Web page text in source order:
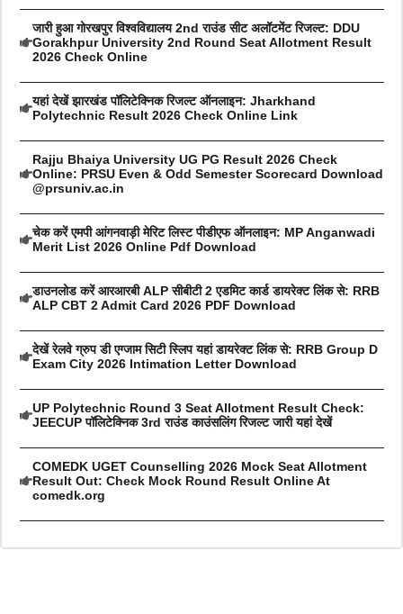
जारी हुआ गोरखपुर विश्वविद्यालय 2nd राउंड सीट अलॉटमेंट रिजल्ट: DDU
Gorakhpur University 2nd Round Seat Allotment Result
2026 Check Online
यहां देखें झारखंड पॉलिटेक्निक रिजल्ट ऑनलाइन: Jharkhand
Polytechnic Result 2026 Check Online Link
Rajju Bhaiya University UG PG Result 2026 Check
Online: PRSU Even & Odd Semester Scorecard Download
@prsuniv.ac.in
चेक करें एमपी आंगनवाड़ी मेरिट लिस्ट पीडीएफ ऑनलाइन: MP Anganwadi
Merit List 2026 Online Pdf Download
डाउनलोड करें आरआरबी ALP सीबीटी 2 एडमिट कार्ड डायरेक्ट लिंक से: RRB
ALP CBT 2 Admit Card 2026 PDF Download
देखें रेलवे ग्रुप डी एग्जाम सिटी स्लिप यहां डायरेक्ट लिंक से: RRB Group D
Exam City 2026 Intimation Letter Download
UP Polytechnic Round 3 Seat Allotment Result Check:
JEECUP पॉलिटेक्निक 3rd राउंड काउंसलिंग रिजल्ट जारी यहां देखें
COMEDK UGET Counselling 2026 Mock Seat Allotment
Result Out: Check Mock Round Result Online At
comedk.org